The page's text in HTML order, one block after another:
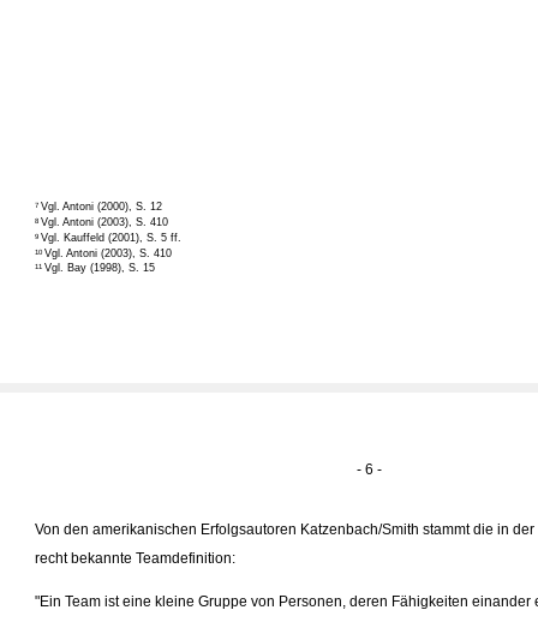
7 Vgl. Antoni (2000), S. 12
8 Vgl. Antoni (2003), S. 410
9 Vgl. Kauffeld (2001), S. 5 ff.
10 Vgl. Antoni (2003), S. 410
11 Vgl. Bay (1998), S. 15
- 6 -
Von den amerikanischen Erfolgsautoren Katzenbach/Smith stammt die in der
recht bekannte Teamdefinition:
"Ein Team ist eine kleine Gruppe von Personen, deren Fähigkeiten einander